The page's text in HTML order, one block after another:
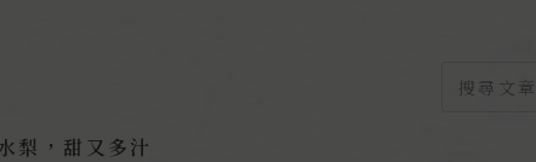
梨，甜又多汁